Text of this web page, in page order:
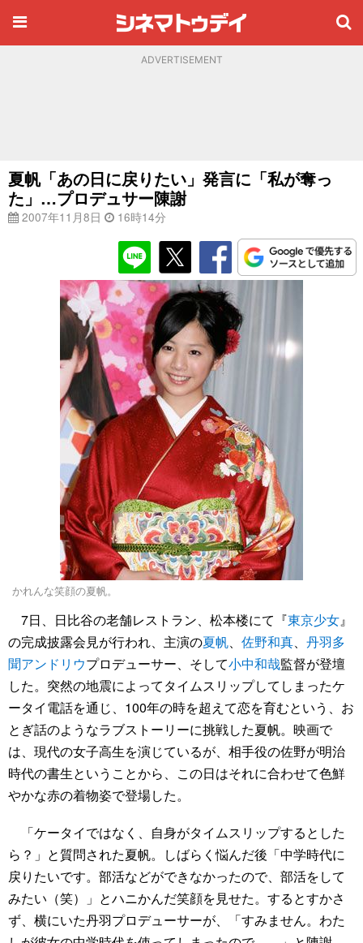
ADVERTISEMENT
夏帆「あの日に戻りたい」発言に「私が奪っ
た」…プロデュサー陳謝
2007年11月8日 16時14分
かれんな笑顔の夏帆。
7日、日比谷の老舗レストラン、松本楼にて『東京少女』
の完成披露会見が行われ、主演の夏帆、 佐野和真、 丹羽多
聞アンドリウプロデューサー、そして小中和哉監督が登壇
した。突然の地震によってタイムスリップしてしまったケ
ータイ電話を通じ、100年の時を超えて恋を育むという、お
とぎ話のようなラブストーリーに挑戦した夏帆。映画で
は、現代の女子高生を演じているが、相手役の佐野が明治
時代の書生ということから、この日はそれに合わせて色鮮
やかな赤の着物姿で登場した。
「ケータイではなく、自身がタイムスリップするとした
ら？」と質問された夏帆。しばらく悩んだ後「中学時代に
戻りたいです。部活などができなかったので、部活をして
みたい（笑）」とハニかんだ笑顔を見せた。するとすかさ
ず、横にいた丹羽プロデューサーが、「すみません。わた